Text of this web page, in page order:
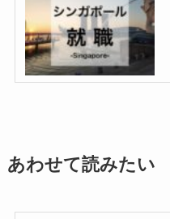
あわせて読みたい